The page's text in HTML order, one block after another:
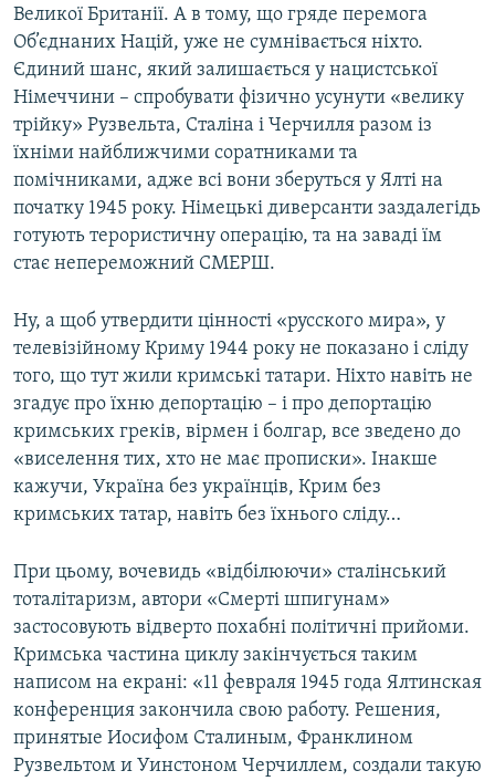
Великої Британії. А в тому, що гряде перемога
Об’єднаних Націй, уже не сумнівається ніхто.
Єдиний шанс, який залишається у нацистської
Німеччини – спробувати фізично усунути «велику
трійку» Рузвельта, Сталіна і Черчилля разом із
їхніми найближчими соратниками та
помічниками, адже всі вони зберуться у Ялті на
початку 1945 року. Німецькі диверсанти заздалегідь
готують терористичну операцію, та на заваді їм
стає непереможний СМЕРШ.
Ну, а щоб утвердити цінності «русского мира», у
телевізійному Криму 1944 року не показано і сліду
того, що тут жили кримські татари. Ніхто навіть не
згадує про їхню депортацію – і про депортацію
кримських греків, вірмен і болгар, все зведено до
«виселення тих, хто не має прописки». Інакше
кажучи, Україна без українців, Крим без
кримських татар, навіть без їхнього сліду…
При цьому, вочевидь «відбілюючи» сталінський
тоталітаризм, автори «Смерті шпигунам»
застосовують відверто похабні політичні прийоми.
Кримська частина циклу закінчується таким
написом на екрані: «11 февраля 1945 года Ялтинская
конференция закончила свою работу. Решения,
принятые Иосифом Сталиным, Франклином
Рузвельтом и Уинстоном Черчиллем, создали такую